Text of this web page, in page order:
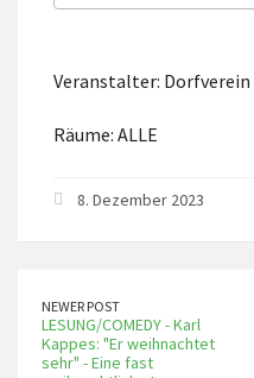
Veranstalter: Dorfverein
Räume: ALLE
8. Dezember 2023
NEWER POST
LESUNG/COMEDY - Karl
Kappes: "Er weihnachtet
sehr" - Eine fast